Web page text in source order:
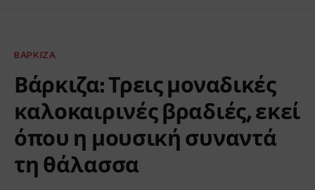
ΒΆΡΚΙΖΑ
Βάρκιζα: Τρεις μοναδικές
καλοκαιρινές βραδιές, εκεί
όπου η μουσική συναντά
τη θάλασσα